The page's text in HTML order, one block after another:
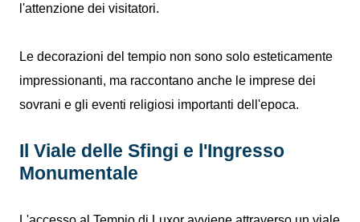
l'attenzione dei visitatori.
Le decorazioni del tempio non sono solo esteticamente
impressionanti, ma raccontano anche le imprese dei
sovrani e gli eventi religiosi importanti dell'epoca.
Il Viale delle Sfingi e l'Ingresso
Monumentale